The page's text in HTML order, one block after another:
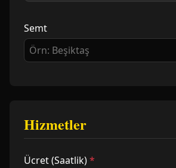
Semt
Hizmetler
Ücret (Saatlik)*